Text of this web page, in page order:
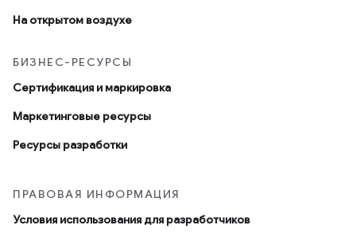
На открытом воздухе
БИЗНЕС-РЕСУРСЫ
Сертификация и маркировка
Маркетинговые ресурсы
Ресурсы разработки
ПРАВОВАЯ ИНФОРМАЦИЯ
Условия использования для разработчиков